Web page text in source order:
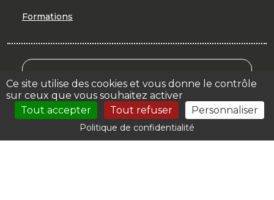
Ce site utilise des cookies et vous donne le contrôle
sur ceux que vous souhaitez activer
Tout accepter
Tout refuser Personnaliser
Politique de confidentialité
Formations
Votre espace